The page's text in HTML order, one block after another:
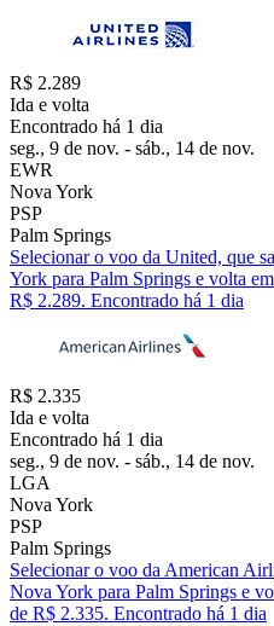
R$ 2.289
Ida e volta
Encontrado há 1 dia
seg., 9 de nov. - sáb., 14 de nov.
EWR
Nova York
PSP
Palm Springs
Selecionar o voo da United, que
York para Palm Springs e volta
R$ 2.289. Encontrado há 1 dia
R$ 2.335
Ida e volta
Encontrado há 1 dia
seg., 9 de nov. - sáb., 14 de nov.
LGA
Nova York
PSP
Palm Springs
Selecionar o voo da American
Nova York para Palm Springs e
de R$ 2.335. Encontrado há 1 dia